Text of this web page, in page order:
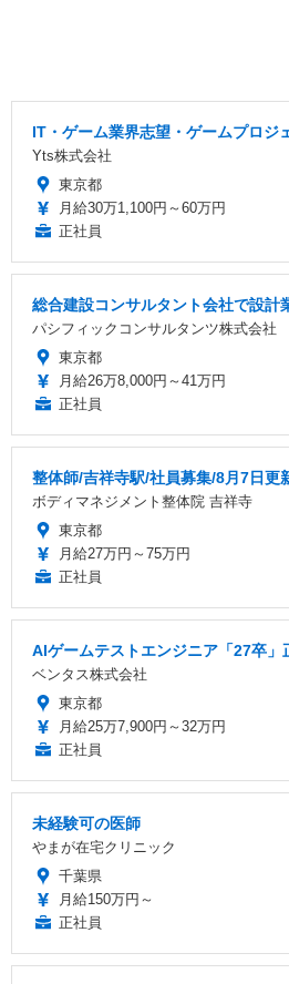
IT・ゲーム業界志望・ゲームプロジ
Yts株式会社
東京都
月給30万1,100円～60万円
正社員
総合建設コンサルタント会社で設
パシフィックコンサルタンツ株式会社
東京都
月給26万8,000円～41万円
正社員
整体師/吉祥寺駅/社員募集/8月7日更
ボディマネジメント整体院 吉祥寺
東京都
月給27万円～75万円
正社員
AIゲームテストエンジニア「27卒
ベンタス株式会社
東京都
月給25万7,900円～32万円
正社員
未経験可の医師
やまが在宅クリニック
千葉県
月給150万円～
正社員